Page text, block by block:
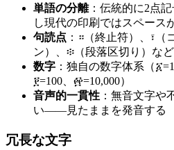
単語の分離：伝統的に2点記
し現代の印刷ではスペース
句読点 ：።（終止符）、፣（
ン）、፨（段落区切り）な
数字 ：独自の数字体系（
፻=100、፼=10,000）
音声的一貫性 ：無音文字や
い——見たままを発音する
冗長な文字